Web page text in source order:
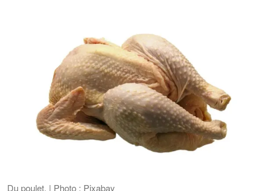
Du poulet. | Photo : Pixabay